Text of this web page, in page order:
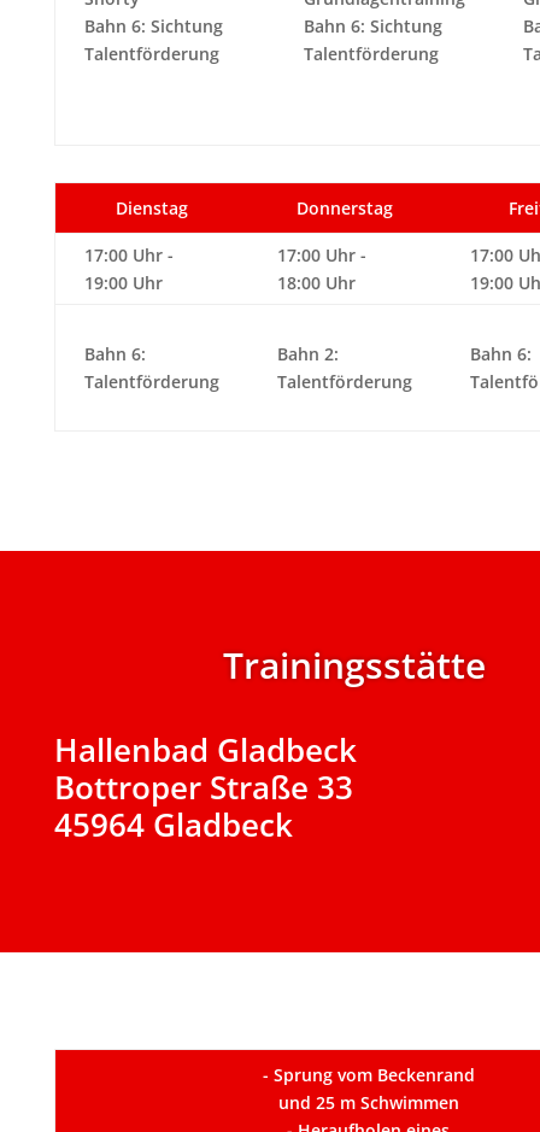
Bahn 6: Sichtung
Talentförderung
Bahn 6: Sichtung
Talentförderung
Dienstag Donnerstag
17:00 Uhr -
19:00 Uhr
17:00 Uhr -
18:00 Uhr
17:00
19:00
Bahn 6:
Talentförderung
Bahn 2:
Talentförderung
Bahn 6:
Trainingsstätte
Hallenbad Gladbeck
Bottroper Straße 33
45964 Gladbeck
- Sprung vom Beckenrand
und 25 m Schwimmen